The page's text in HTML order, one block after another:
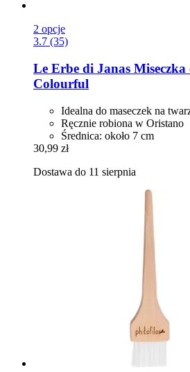
2 opcje
3.7 (35)
Le Erbe di Janas Miseczka
Colourful
Idealna do maseczek na
Ręcznie robiona w Oristano
Średnica: około 7 cm
30,99 zł
Dostawa do 11 sierpnia